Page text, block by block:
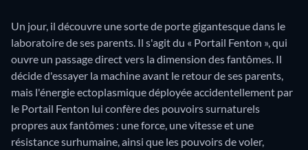
Un jour, il découvre une sorte de porte gigantesque dans le
laboratoire de ses parents. Il s'agit du « Portail Fenton », qui
ouvre un passage direct vers la dimension des fantômes. Il
décide d'essayer la machine avant le retour de ses parents,
mais l'énergie ectoplasmique déployée accidentellement par
le Portail Fenton lui confère des pouvoirs surnaturels
propres aux fantômes : une force, une vitesse et une
résistance surhumaine, ainsi que les pouvoirs de voler,